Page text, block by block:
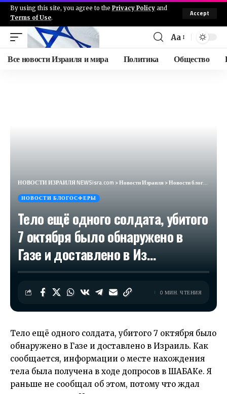
By using this site, you agree to the Privacy Policy and
Terms of Use.
Accept
Aa
Все новости Израиля и мира Политика Общество
НОВОСТИ ИЗРАИЛЯ NEWSisra.com >Новости Израиля>Новости блогосферы
НОВОСТИ БЛОГОСФЕРЫ
Тело ещё одного солдата, убитого
7 октября было обнаружено в
Газе и доставлено в Из…
0 МИН. ЧТЕНИЯ
Тело ещё одного солдата, убитого 7 октября было
обнаружено в Газе и доставлено в Израиль. Как
сообщается, информации о месте нахождения
тела была получена в ходе допросов в ШАБАКе. Я
раньше не сообщал об этом, потому что ждал